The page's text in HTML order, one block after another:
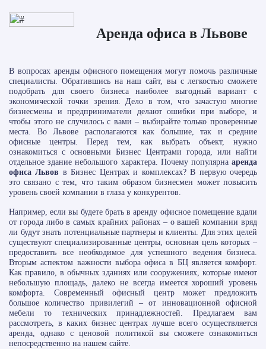
Аренда офиса в Львове
В вопросах аренды офисного помещения могут помочь различные
специалисты. Обратившись на наш сайт, вы с легкостью сможете
подобрать для своего бизнеса наиболее выгодный вариант с
экономической точки зрения. Дело в том, что зачастую многие
бизнесмены и предприниматели делают ошибки при выборе, и
чтобы этого не случилось с вами – выбирайте только проверенные
места. Во Львове располагаются как большие, так и средние
офисные центры. Перед тем, как выбрать объект, нужно
ознакомиться с основными Бизнес Центрами города, или найти
отдельное здание небольшого характера. Почему популярна аренда
офиса Львов в Бизнес Центрах и комплексах? В первую очередь
это связано с тем, что таким образом бизнесмен может повысить
уровень своей компании в глаза у конкурентов.
Например, если вы будете брать в аренду офисное помещение вдали
от города либо в самых крайних районах – о вашей компании вряд
ли будут знать потенциальные партнеры и клиенты. Для этих целей
существуют специализированные центры, основная цель которых –
предоставить все необходимое для успешного ведения бизнеса.
Вторым аспектом важности выбора офиса в БЦ является комфорт.
Как правило, в обычных зданиях или сооружениях, которые имеют
небольшую площадь, далеко не всегда имеется хороший уровень
комфорта. Современный офисный центр может предложить
большое количество привилегий – от инновационной офисной
мебели то технических принадлежностей. Предлагаем вам
рассмотреть, в каких бизнес центрах лучше всего осуществляется
аренда, однако с ценовой политикой вы сможете ознакомиться
непосредственно на нашем сайте.